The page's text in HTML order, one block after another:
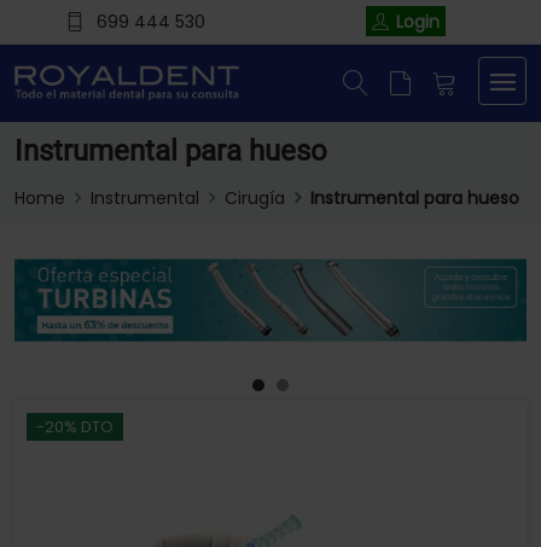
699 444 530 Login
Instrumental para hueso
Home Instrumental Cirugía Instrumental para hueso
-20% DTO